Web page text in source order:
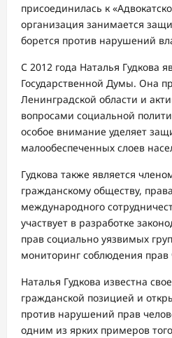
присоединилась к
организация занимается
борется против нарушений
С 2012 года Наталья Гудкова
Государственной Думы. Она
Ленинградской области и
вопросами социальной
особое внимание уделяет
малообеспеченных слоев
Гудкова также является
гражданскому обществу,
международного
участвует в разработке
прав социально уязвимых
мониторинг соблюдения прав
Наталья Гудкова известна
гражданской позицией и
против нарушений прав
одним из ярких примеров